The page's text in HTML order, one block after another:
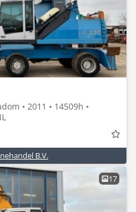
• 2011 • 14509h •
B.V.
17